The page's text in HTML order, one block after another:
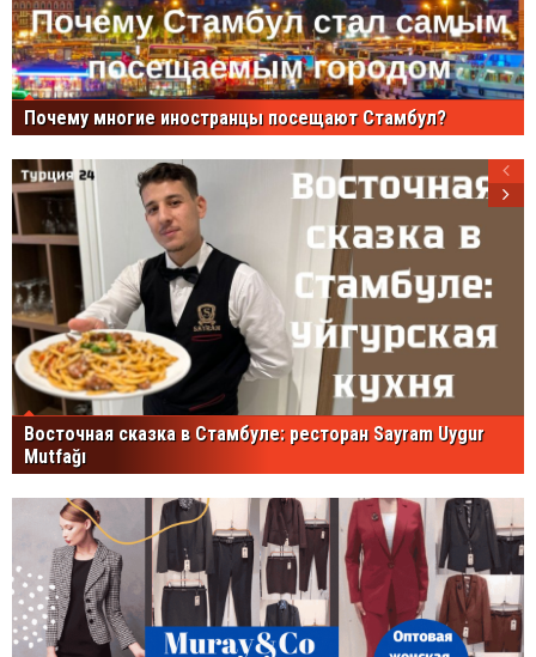
Почему многие иностранцы посещают Стамбул?
Восточная сказка в Стамбуле: ресторан Sayram Uygur
Mutfağı